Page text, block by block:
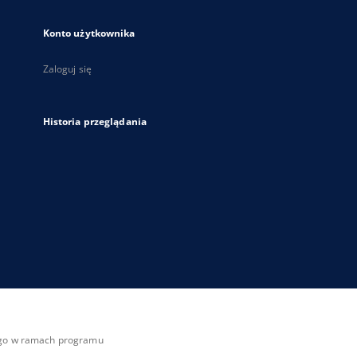
Konto użytkownika
Zaloguj się
Historia przeglądania
w ramach programu